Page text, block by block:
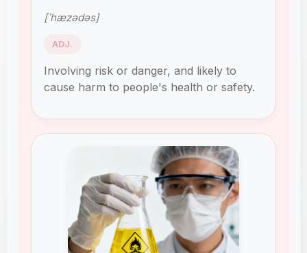
[ˈhæzədəs]
ADJ.
Involving risk or danger, and likely to
cause harm to people's health or safety.